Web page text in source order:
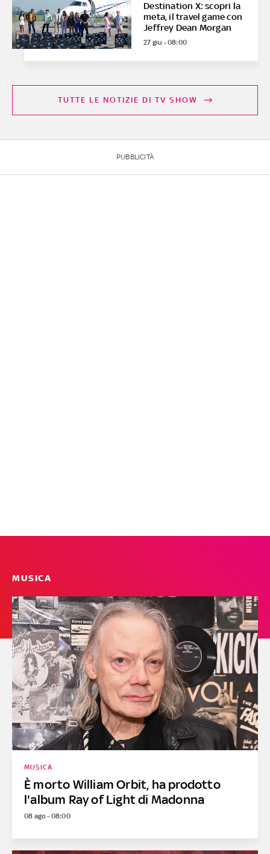
Destination X: scopri la
meta, il travel game con
Jeffrey Dean Morgan
27 giu - 08:00
TUTTE LE NOTIZIE DI TV SHOW
PUBBLICITÀ
MUSICA
È morto William Orbit, ha prodotto
l'album Ray of Light di Madonna
MUSICA
08 ago - 08:00